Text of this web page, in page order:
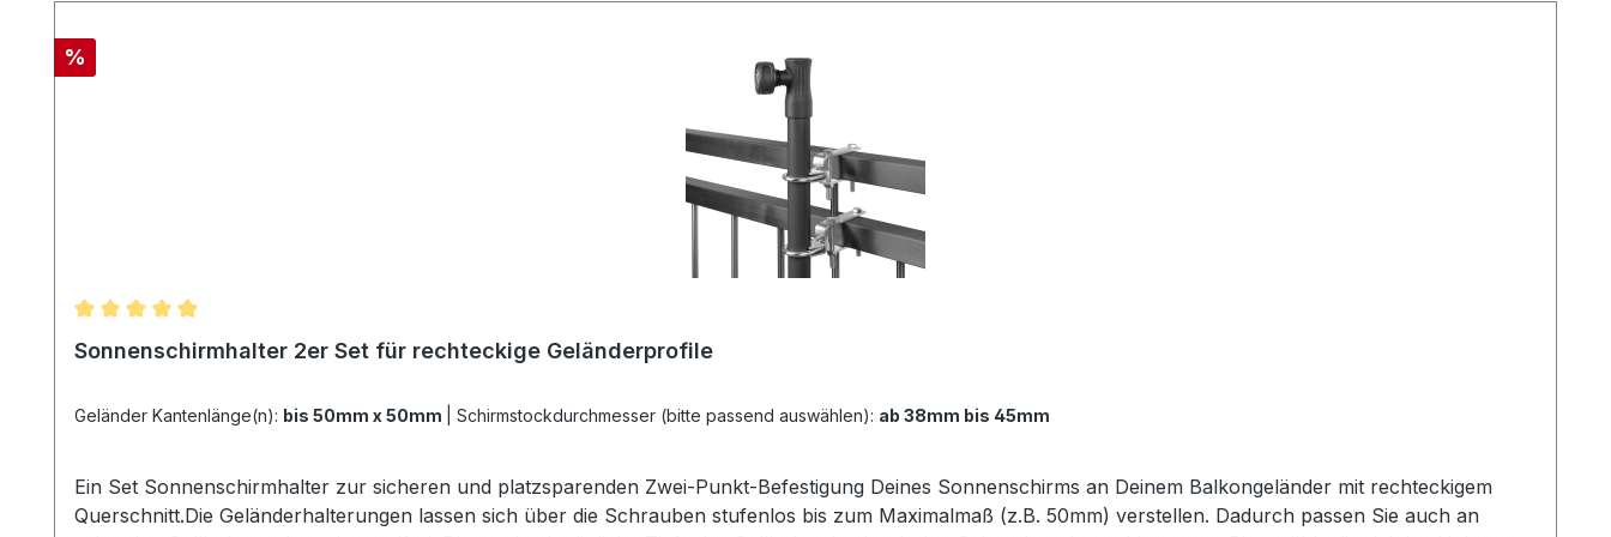
Rabatt
%
Durchschnittliche Bewertung von 4.95 von 5 Sternen
Sonnenschirmhalter 2er Set für rechteckige Geländerprofile
Geländer Kantenlänge(n): bis 50mm x 50mm Schirmstockdurchmesser (bitte passend auswählen): ab 38mm bis 45mm
Ein Set Sonnenschirmhalter zur sicheren und platzsparenden Zwei-Punkt-Befestigung Deines Sonnenschirms an Deinem Balkongeländer mit rechteckigem
Querschnitt.Die Geländerhalterungen lassen sich über die Schrauben stufenlos bis zum Maximalmaß (z.B. 50mm) verstellen. Dadurch passen Sie auch an